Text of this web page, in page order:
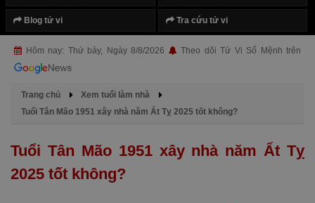
Blog tử vi Tra cứu tử vi
Hôm nay: Thứ bảy, Ngày 8/8/2026 Theo dõi Tử Vi Số Mệnh trên
Trang chủ
Xem tuổi làm nhà
Tuổi Tân Mão 1951 xây nhà năm Ất Tỵ 2025 tốt không?
Tuổi Tân Mão 1951 xây nhà năm Ất Tỵ
2025 tốt không?